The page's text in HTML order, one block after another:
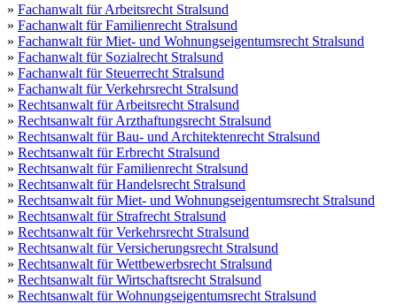
» Fachanwalt für Arbeitsrecht Stralsund
» Fachanwalt für Familienrecht Stralsund
» Fachanwalt für Miet- und Wohnungseigentumsrecht Stralsund
» Fachanwalt für Sozialrecht Stralsund
» Fachanwalt für Steuerrecht Stralsund
» Fachanwalt für Verkehrsrecht Stralsund
» Rechtsanwalt für Arbeitsrecht Stralsund
» Rechtsanwalt für Arzthaftungsrecht Stralsund
» Rechtsanwalt für Bau- und Architektenrecht Stralsund
» Rechtsanwalt für Erbrecht Stralsund
» Rechtsanwalt für Familienrecht Stralsund
» Rechtsanwalt für Handelsrecht Stralsund
» Rechtsanwalt für Miet- und Wohnungseigentumsrecht Stralsund
» Rechtsanwalt für Strafrecht Stralsund
» Rechtsanwalt für Verkehrsrecht Stralsund
» Rechtsanwalt für Versicherungsrecht Stralsund
» Rechtsanwalt für Wettbewerbsrecht Stralsund
» Rechtsanwalt für Wirtschaftsrecht Stralsund
» Rechtsanwalt für Wohnungseigentumsrecht Stralsund